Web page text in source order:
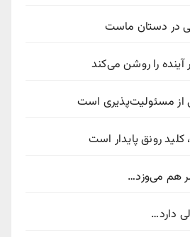
در دستان ماست
را روشن می‌کند
مسئولیت‌پذیری است
رونق پایدار است
هم می‌وزد…
دارد…